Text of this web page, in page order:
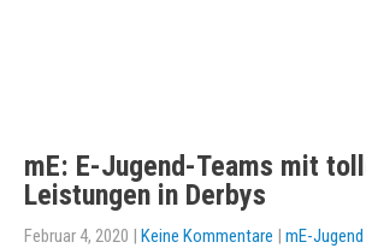
mE: E-Jugend-Teams mit
Leistungen in Derbys
Februar 4, 2020 | Keine Kommentare | mE-Jugend